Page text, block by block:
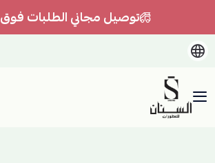
توصيل مجاني الطلبات فوق 100
السنان للعطور والعسل الطبيعي